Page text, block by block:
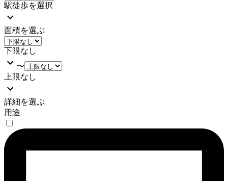
駅徒歩を選択
面積を選ぶ
下限なし
〜
上限なし
詳細を選ぶ
用途